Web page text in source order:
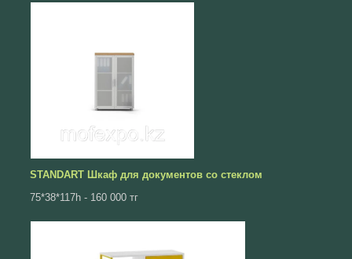
STANDART Шкаф для документов со стеклом
75*38*117h - 160 000 тг